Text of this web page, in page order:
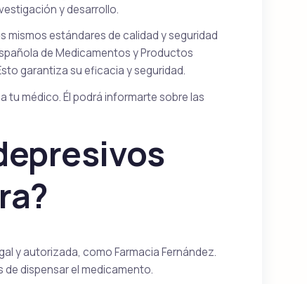
y desarrollo.
mismos estándares de calidad y seguridad
de Medicamentos y Productos
garantiza su eficacia y seguridad.
tu médico. Él podrá informarte sobre las
y autorizada, como Farmacia Fernández.
dispensar el medicamento.